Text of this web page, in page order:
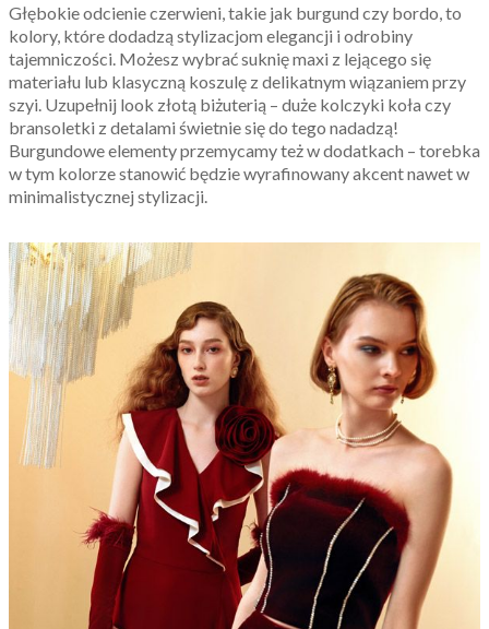
Głębokie odcienie czerwieni, takie jak burgund czy bordo, to
kolory, które dodadzą stylizacjom elegancji i odrobiny
tajemniczości. Możesz wybrać suknię maxi z lejącego się
materiału lub klasyczną koszulę z delikatnym wiązaniem przy
szyi. Uzupełnij look złotą biżuterią – duże kolczyki koła czy
bransoletki z detalami świetnie się do tego nadadzą!
Burgundowe elementy przemycamy też w dodatkach – torebka
w tym kolorze stanowić będzie wyrafinowany akcent nawet w
minimalistycznej stylizacji.